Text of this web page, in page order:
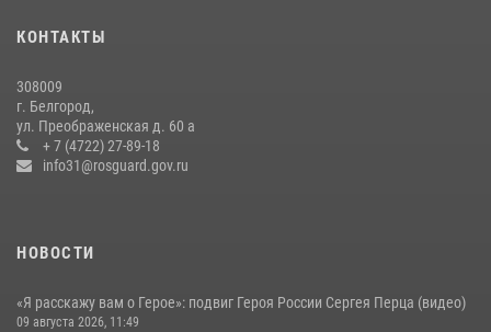
Росгвардейцы провели урок безопасности для воспитанников
Старооскольского военно-патриотического клуба
10 июля 2026, 06:30
КОНТАКТЫ
308009
г. Белгород,
ул. Преображенская д. 60 а
+ 7 (4722) 27-89-18
info31@rosguard.gov.ru
НОВОСТИ
«Я расскажу вам о Герое»: подвиг Героя России Сергея Перца (видео)
09 августа 2026, 11:49